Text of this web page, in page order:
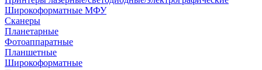
Широкоформатные МФУ
Сканеры
Планетарные
Фотоаппаратные
Планшетные
Широкоформатные